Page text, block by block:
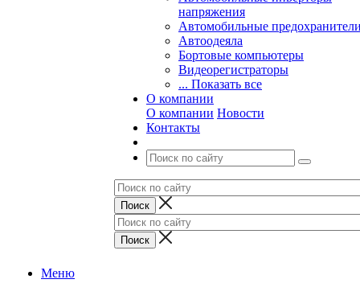
напряжения
Автомобильные
Автоодеяла
Бортовые компьютеры
Видеорегистраторы
... Показать все
О компании
О компании Новости
Контакты
Меню